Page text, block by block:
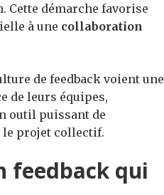
Cette démarche favorise
à une collaboration
de feedback voient une
de leurs équipes,
outil puissant de
le projet collectif.
feedback qui